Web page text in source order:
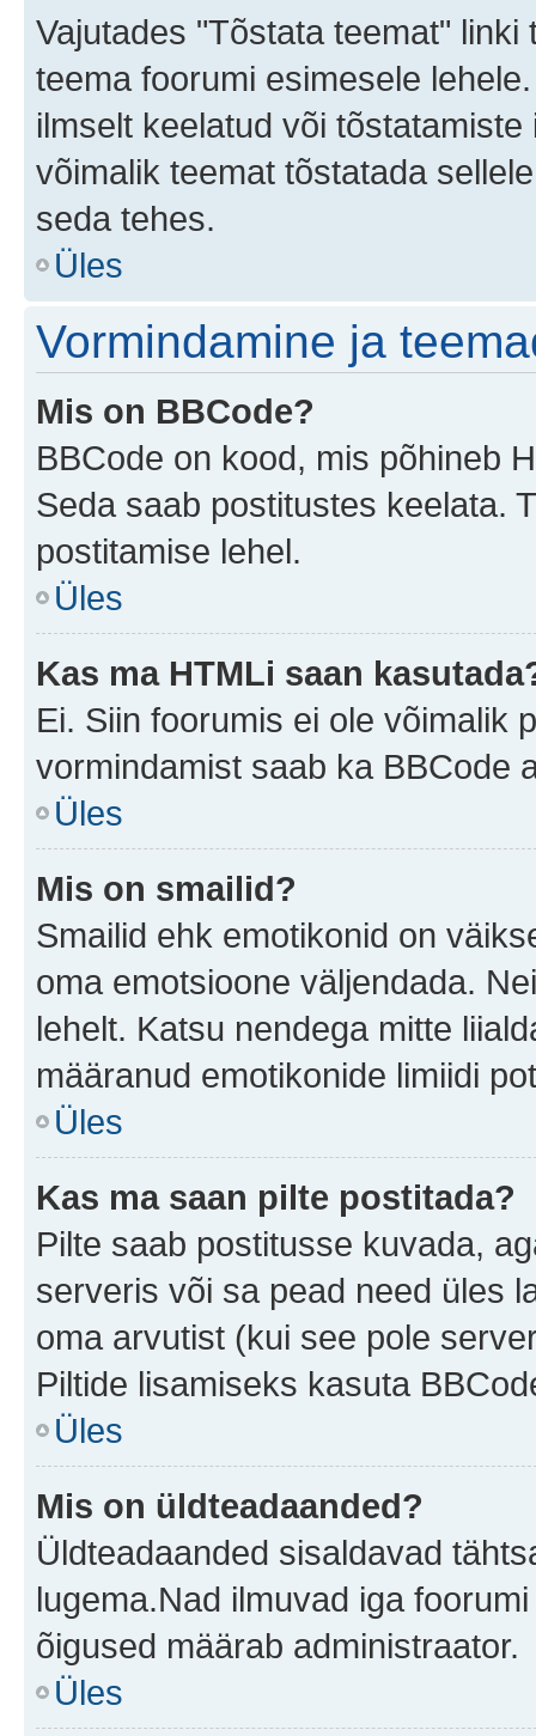
Vajutades "Tõstata teemat"
teema foorumi esimesele
ilmselt keelatud või
võimalik teemat tõstatada
seda tehes.
Üles
Vormindamine ja
Mis on BBCode?
BBCode on kood, mis põhineb
Seda saab postitustes keelata.
postitamise lehel.
Üles
Kas ma HTMLi saan
Ei. Siin foorumis ei ole võimalik
vormindamist saab ka BBCode
Üles
Mis on smailid?
Smailid ehk emotikonid on
oma emotsioone väljendada.
lehelt. Katsu nendega mitte
määranud emotikonide limiidi
Üles
Kas ma saan pilte postitada?
Pilte saab postitusse kuvada,
serveris või sa pead need üles
oma arvutist (kui see pole
Piltide lisamiseks kasuta
Üles
Mis on üldteadaanded?
Üldteadaanded sisaldavad
lugema.Nad ilmuvad iga
õigused määrab administraator.
Üles